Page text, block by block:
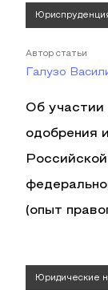
Автор статьи
Галузо
Об участии
одобрения
(опыт
Юридические